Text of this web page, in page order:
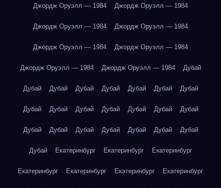
Джордж Оруэлл — 1984 Джордж Оруэлл — 1984
Джордж Оруэлл — 1984 Джордж Оруэлл — 1984
Джордж Оруэлл — 1984 Джордж Оруэлл — 1984
Джордж Оруэлл — 1984 Джордж Оруэлл — 1984 Дубай
Дубай Дубай Дубай Дубай Дубай Дубай Дубай
Дубай Дубай Дубай Дубай Дубай Дубай Дубай
Дубай Дубай Дубай Дубай Дубай Дубай Дубай
Дубай Екатеринбург Екатеринбург Екатеринбург
Екатеринбург Екатеринбург Екатеринбург Екатеринбург